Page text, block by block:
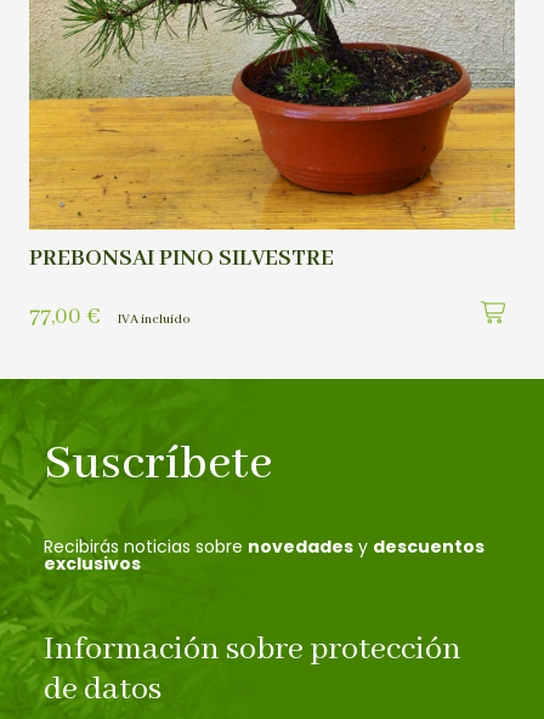
PREBONSAI PINO SILVESTRE
77,00 € IVA incluído
Suscríbete
Recibirás noticias sobre novedades y descuentos
exclusivos
Información sobre protección
de datos